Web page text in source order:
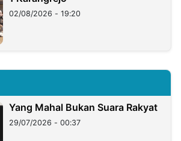
02/08/2026 - 19:20
Yang Mahal Bukan Suara Rakyat
29/07/2026 - 00:37